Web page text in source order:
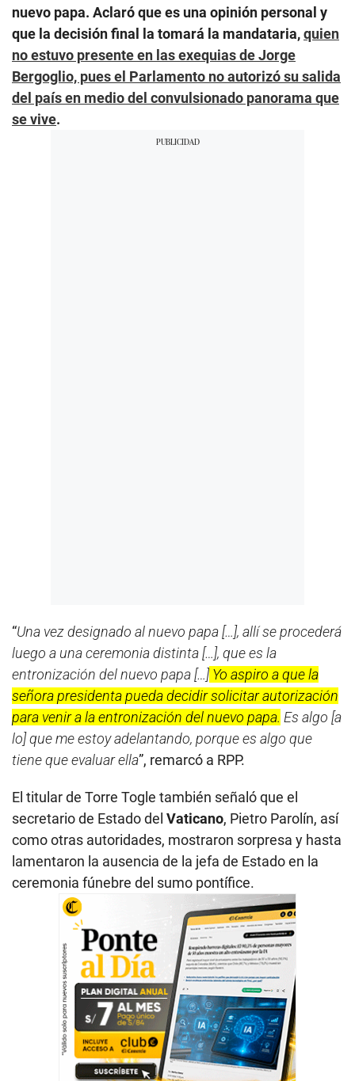
nuevo papa. Aclaró que es una opinión personal y
que la decisión final la tomará la mandataria,quien
no estuvo presente en las exequias de Jorge
Bergoglio, pues el Parlamento no autorizó su salida
del país en medio del convulsionado panorama que
se vive.
“Una vez designado al nuevo papa […], allí se procederá
luego a una ceremonia distinta […], que es la
entronización del nuevo papa […] Yo aspiro a que la
señora presidenta pueda decidir solicitar autorización
para venir a la entronización del nuevo papa. Es algo [a
lo] que me estoy adelantando, porque es algo que
tiene que evaluar ella”, remarcó a RPP.
El titular de Torre Togle también señaló que el
secretario de Estado del Vaticano, Pietro Parolín, así
como otras autoridades, mostraron sorpresa y hasta
lamentaron la ausencia de la jefa de Estado en la
ceremonia fúnebre del sumo pontífice.